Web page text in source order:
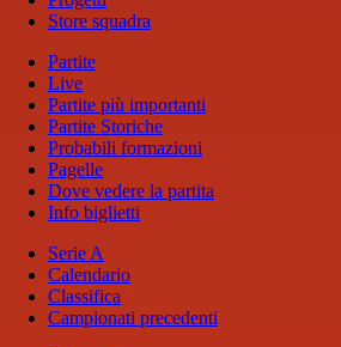
Store squadra
Partite
Live
Partite più importanti
Partite Storiche
Probabili formazioni
Pagelle
Dove vedere la partita
Info biglietti
Serie A
Calendario
Classifica
Campionati precedenti